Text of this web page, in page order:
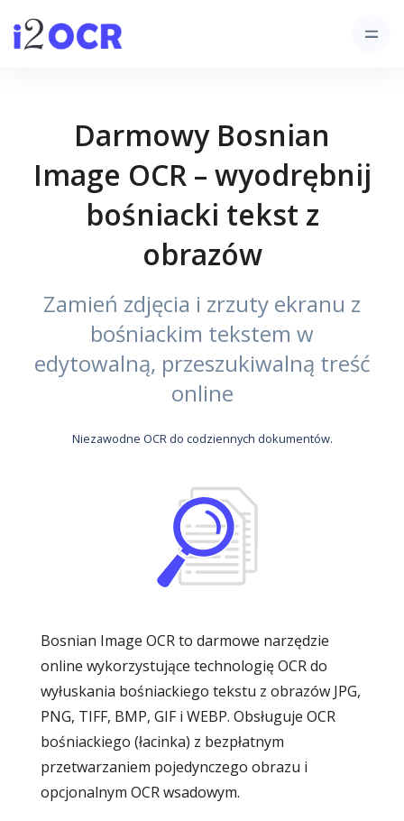
Darmowy Bosnian
Image OCR – wyodrębnij
bośniacki tekst z
obrazów
Zamień zdjęcia i zrzuty ekranu z
bośniackim tekstem w
edytowalną, przeszukiwalną treść
online
Niezawodne OCR do codziennych dokumentów.
Bosnian Image OCR to darmowe narzędzie
online wykorzystujące technologię OCR do
wyłuskania bośniackiego tekstu z obrazów JPG,
PNG, TIFF, BMP, GIF i WEBP. Obsługuje OCR
bośniackiego (łacinka) z bezpłatnym
przetwarzaniem pojedynczego obrazu i
opcjonalnym OCR wsadowym.